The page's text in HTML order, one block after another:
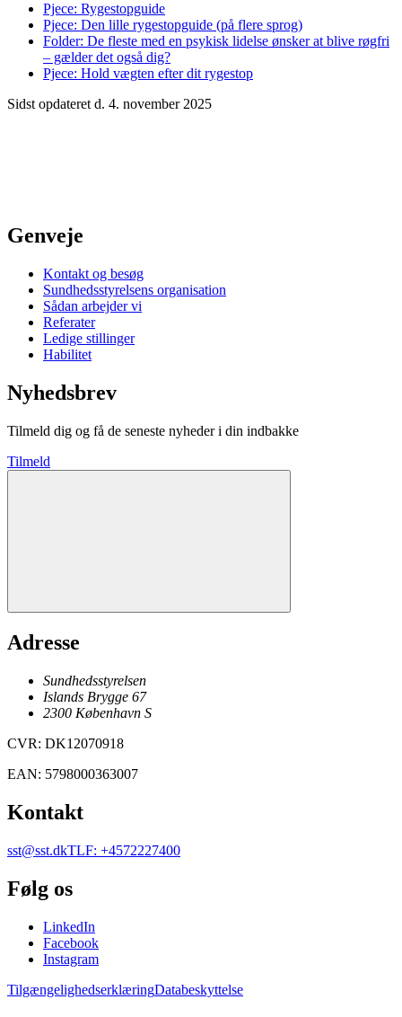
Pjece: Rygestopguide
Pjece: Den lille rygestopguide (på flere sprog)
Folder: De fleste med en psykisk lidelse ønsker at blive røgfri
– gælder det også dig?
Pjece: Hold vægten efter dit rygestop
Sidst opdateret d. 4. november 2025
Genveje
Kontakt og besøg
Sundhedsstyrelsens organisation
Sådan arbejder vi
Referater
Ledige stillinger
Habilitet
Nyhedsbrev
Tilmeld dig og få de seneste nyheder i din indbakke
Tilmeld
Adresse
Sundhedsstyrelsen
Islands Brygge 67
2300 København S
CVR: DK12070918
EAN: 5798000363007
Kontakt
sst@sst.dkTLF: +4572227400
Følg os
LinkedIn
Facebook
Instagram
TilgængelighedserklæringDatabeskyttelse